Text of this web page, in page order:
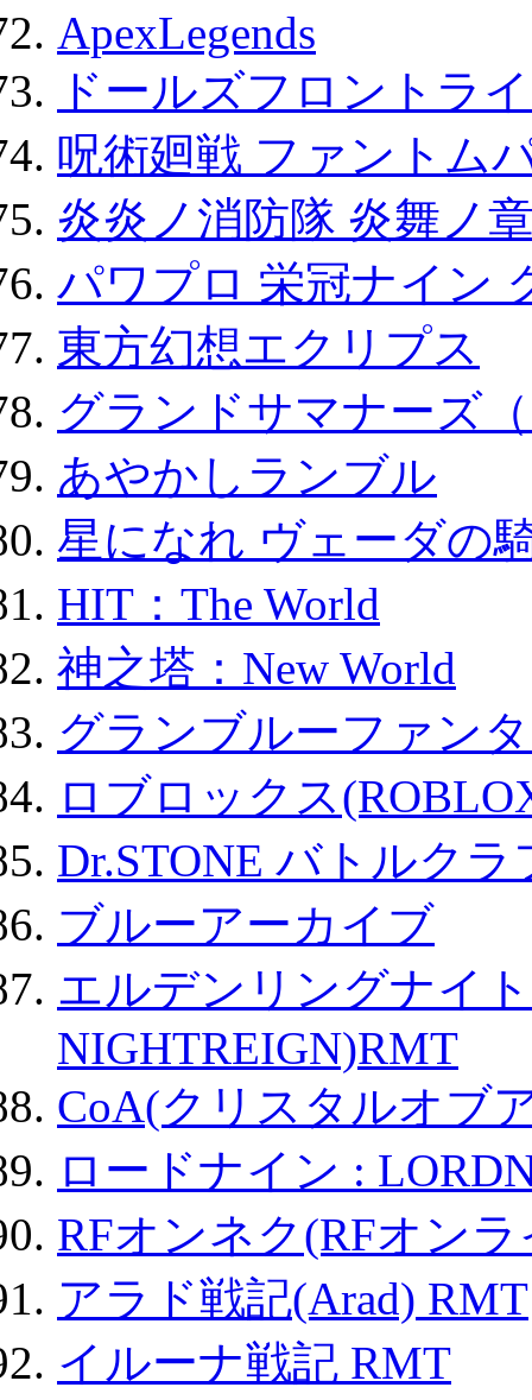
ApexLegends
ドールズフロントラ
呪術廻戦 ファントム
炎炎ノ消防隊 炎舞ノ
パワプロ 栄冠ナイン
東方幻想エクリプス
グランドサマナーズ
あやかしランブル
星になれ ヴェーダの
HIT：The World
神之塔：New World
グランブルーファン
ロブロックス
Dr.STONE バトルク
ブルーアーカイブ
エルデンリングナイ
NIGHTREIGN)RMT
CoA(クリスタルオブ
ロードナイン :
RFオンネク(RFオン
アラド戦記(Arad) RMT
イルーナ戦記 RMT